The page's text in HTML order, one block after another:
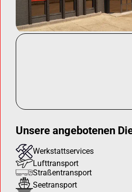
Unsere angebotenen
Werkstattservices
Lufttransport
Straßentransport
Seetransport